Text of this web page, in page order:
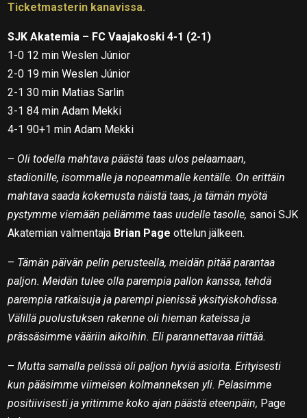
Ticketmasterin kanavissa.
SJK Akatemia – FC Vaajakoski 4-1 (2-1)
1-0 12 min Weslen Júnior
2-0 19 min Weslen Júnior
2-1 30 min Matias Sarlin
3-1 84 min Adam Mekki
4-1 90+1 min Adam Mekki
– Oli todella mahtava päästä taas ulos pelaamaan,
stadionille, isommalle ja nopeammalle kentälle. On erittäin
mahtava saada kokemusta näistä taas, ja tämän myötä
pystymme viemään peliämme taas uudelle tasolle, sanoi SJK
Akatemian valmentaja Brian Page ottelun jälkeen.
– Tämän päivän pelin perusteella, meidän pitää parantaa
paljon. Meidän tulee olla parempia pallon kanssa, tehdä
parempia ratkaisuja ja parempi pienissä yksityiskohdissa.
Välillä puolustuksen rakenne oli hieman kateissa ja
prässäsimme vääriin aikoihin. Eli parannettavaa riittää.
–Mutta samalla pelissä oli paljon hyviä asioita. Erityisesti
kun pääsimme viimeisen kolmanneksen yli. Pelasimme
positiivisesti ja yritimme koko ajan päästä eteenpäin, Page